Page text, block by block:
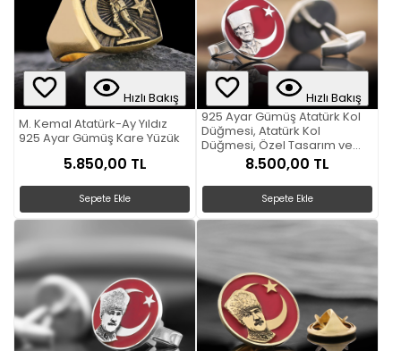
Hızlı Bakış
M. Kemal Atatürk-Ay Yıldız
925 Ayar Gümüş Kare Yüzük
5.850,00 TL
Sepete Ekle
Hızlı Bakış
925 Ayar Gümüş Atatürk Kol
Düğmesi, Atatürk Kol
Düğmesi, Özel Tasarım ve
Usta El İşçiliği Atatürk Kol
Düğmesi8.500,00 TL
Sepete Ekle